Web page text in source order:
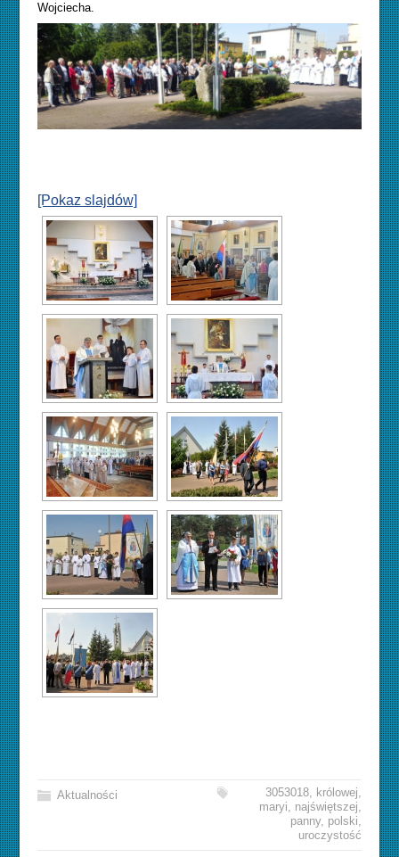
Wojciecha.
[Pokaz slajdów]
Aktualności 3053018, królowej,
maryi, najświętszej,
panny, polski,
uroczystość